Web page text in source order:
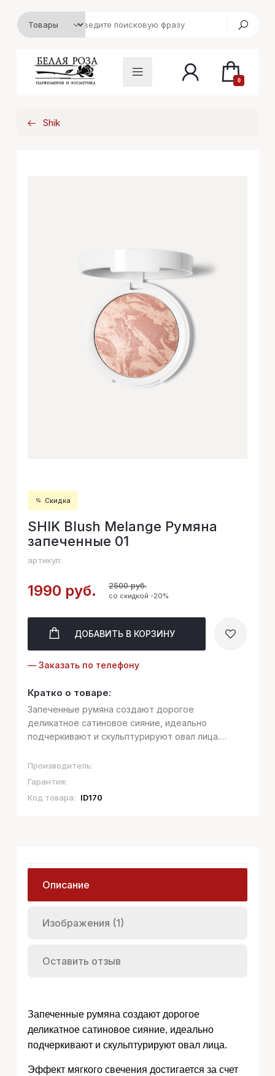
0
Shik
Скидка
SHIK Blush Melange Румяна
запеченные 01
артикул:
1990 руб. 2500 руб.
со скидкой -20%
ДОБАВИТЬ В КОРЗИНУ
— Заказать по телефону
Кратко о товаре:
Запеченные румяна создают дорогое
деликатное сатиновое сияние, идеально
подчеркивают и скульптурируют овал лица.
особого микса пигмента и слюды. Освежающие
оттенки румян подойдут для любого тона кожи,
Производитель:
Гарантия:
Код товара:
ID170
Описание
Изображения (1)
Оставить отзыв
Запеченные румяна создают дорогое
деликатное сатиновое сияние, идеально
подчеркивают и скульптурируют овал лица.
Эффект мягкого свечения достигается за счет